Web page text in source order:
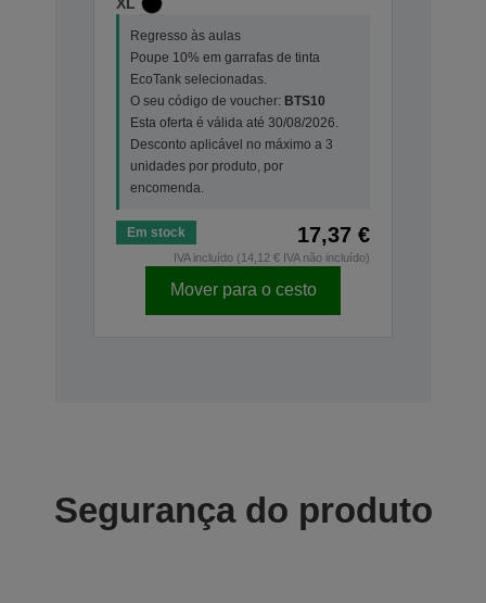
Regresso às aulas
Poupe 10% em garrafas de tinta
EcoTank selecionadas.
O seu código de voucher: BTS10
Esta oferta é válida até 30/08/2026.
Desconto aplicável no máximo a 3
unidades por produto, por
encomenda.
Em stock 17,37 €
IVA incluído (14,12 € IVA não incluído)
Mover para o cesto
Segurança do produto